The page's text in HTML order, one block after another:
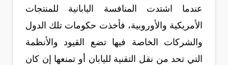
عندما اشتدت المنافسة اليابانية للمنتجات
الأمريكية والأوروبية، فأخذت حكومات تلك الدول
والشركات الخاصة فيها تضع القيود والأنظمة
التي تحد من نقل التقنية لليابان أو تمنعها إن كان